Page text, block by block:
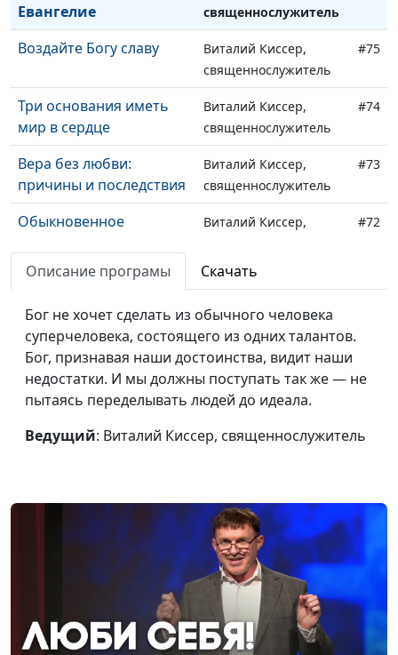
Евангелие
священнослужитель
Воздайте Богу славу
Виталий Киссер,
священнослужитель
#75
Три основания иметь
мир в сердце
Виталий Киссер,
священнослужитель
#74
Вера без любви:
причины и последствия
Виталий Киссер,
священнослужитель
#73
Обыкновенное
Виталий Киссер,
#72
Всё могу во Христе
Виталий Киссер,
Чудеса Божьи: верить
или не верить?
Виталий Киссер,
священнослужитель
Я меняю мир и начинаю
Виталий Киссер,
Мудрость и хитрость: в
Павел Жуков,
священнослужитель
#67
Герои веры: можно ли
повторить их опыт?
Павел Жуков,
священнослужитель
#66
Бог и мои деньги
Павел Жуков,
священнослужитель
Описание програмы Скачать
Бог не хочет сделать из обычного человека
суперчеловека, состоящего из одних талантов.
Бог, признавая наши достоинства, видит наши
недостатки. И мы должны поступать так же — не
пытаясь переделывать людей до идеала.
Ведущий: Виталий Киссер, священнослужитель